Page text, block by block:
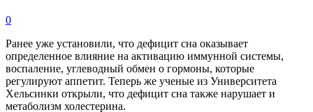
0
Ранее уже установили, что дефицит сна оказывает
определенное влияние на активацию иммунной системы,
воспаление, углеводный обмен о гормоны, которые
регулируют аппетит. Теперь же ученые из Университета
Хельсинки открыли, что дефицит сна также нарушает и
метаболизм холестерина.